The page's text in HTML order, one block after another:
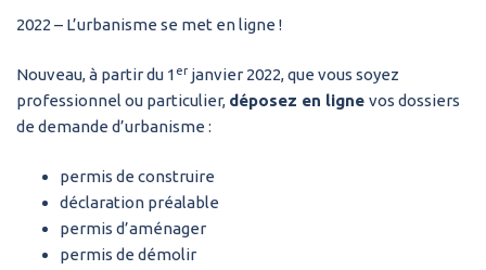
2022 – L’urbanisme se met en ligne !
Nouveau, à partir du 1 erjanvier 2022, que vous soyez
professionnel ou particulier, déposez en ligne vos dossiers
de demande d’urbanisme :
permis de construire
déclaration préalable
permis d’aménager
permis de démolir